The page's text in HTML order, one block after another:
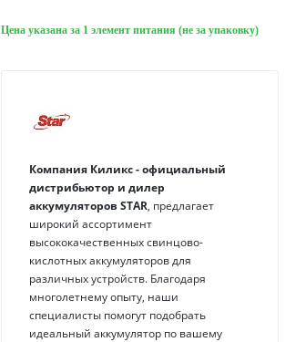
Цена указана за 1 элемент питания (не за упаковку)
Компания Киликс - официальный
дистрибьютор и дилер
аккумуляторов STAR, предлагает
широкий ассортимент
высококачественных свинцово-
кислотных аккумуляторов для
различных устройств. Благодаря
многолетнему опыту, наши
специалисты помогут подобрать
идеальный аккумулятор по вашему